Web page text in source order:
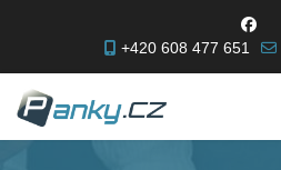
+420 608 477 651